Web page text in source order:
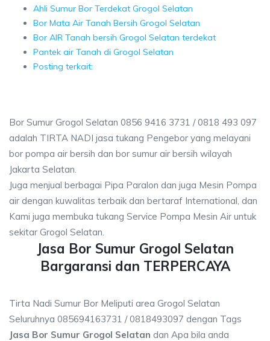
Ahli Sumur Bor Terdekat Grogol Selatan
Bor Mata Air Tanah Bersih Grogol Selatan
Bor AIR Tanah bersih Grogol Selatan terdekat
Pantek air Tanah di Grogol Selatan
Posting terkait:
Bor Sumur Grogol Selatan 0856 9416 3731 / 0818 493 097
adalah TIRTA NADI jasa tukang Pengebor yang melayani
bor pompa air bersih dan bor sumur air bersih wilayah
Jakarta Selatan.
Juga menjual berbagai Pipa Paralon dan juga Mesin Pompa
air dengan kuwalitas terbaik dan bertaraf International, dan
Kami juga membuka tukang Service Pompa Mesin Air untuk
sekitar Grogol Selatan.
Jasa Bor Sumur Grogol Selatan
Bargaransi dan TERPERCAYA
Tirta Nadi Sumur Bor Meliputi area Grogol Selatan
Seluruhnya 085694163731 / 0818493097 dengan Tags
Jasa Bor Sumur Grogol Selatan dan Apa bila anda